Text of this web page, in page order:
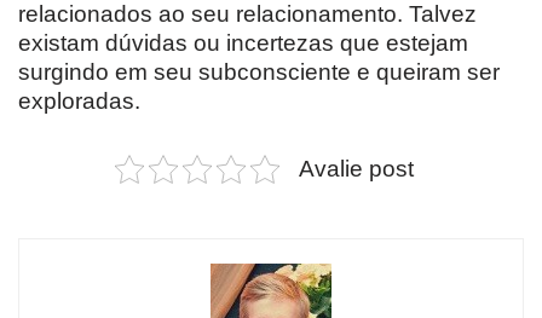
relacionados ao seu relacionamento. Talvez
existam dúvidas ou incertezas que estejam
surgindo em seu subconsciente e queiram ser
exploradas.
Avalie post